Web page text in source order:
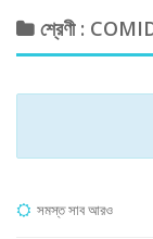
শ্রেণী :
সমস্ত সাব আরও